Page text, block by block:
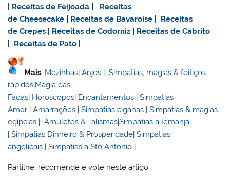
Receitas de Feijoada
Receitas
de Cheesecake
Receitas de Bavaroise
Receitas
de Crepes
Receitas de Codorniz
Receitas de Cabrito
Receitas de Pato
Mais: Mezinhas|Anjos |Simpatias, magias & feitiços
rápidos|Magia das
Fadas| Horoscopos| Encantamentos |Simpatias
Amor |Amarrações |Simpatias ciganas |Simpatias & magias
egípcias |Amuletos & Talismãs|Simpatias a Iemanjá
|Simpatias Dinheiro & Prosperidade|Simpatias
angelicais |Simpatias a Sto Antonio |
Partilhe, recomende e vote neste artigo